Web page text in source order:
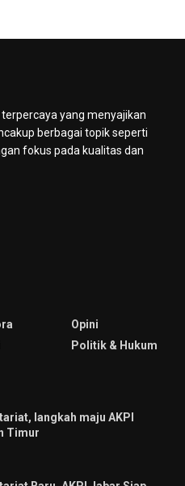
yang menyajikan
berbagai topik seperti
fokus pada kualitas dan
Opini
Politik & Hukum
langkah maju AKPI
Timur